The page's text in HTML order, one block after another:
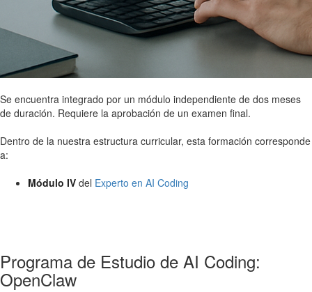
Se encuentra integrado por un módulo independiente de dos meses
de duración. Requiere la aprobación de un examen final.
Dentro de la nuestra estructura curricular, esta formación corresponde
a:
Módulo IV del Experto en AI Coding
Programa de Estudio de AI Coding:
OpenClaw